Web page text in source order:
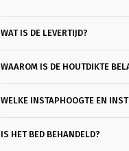
WAT IS DE LEVERTIJD?
WAAROM IS DE HOUTDIKTE
WELKE INSTAPHOOGTE EN
IS HET BED BEHANDELD?